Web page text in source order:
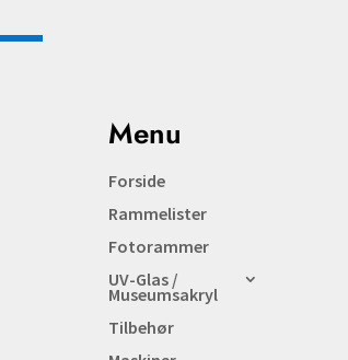
Menu
Forside
Rammelister
Fotorammer
UV-Glas /
Museumsakryl
Tilbehør